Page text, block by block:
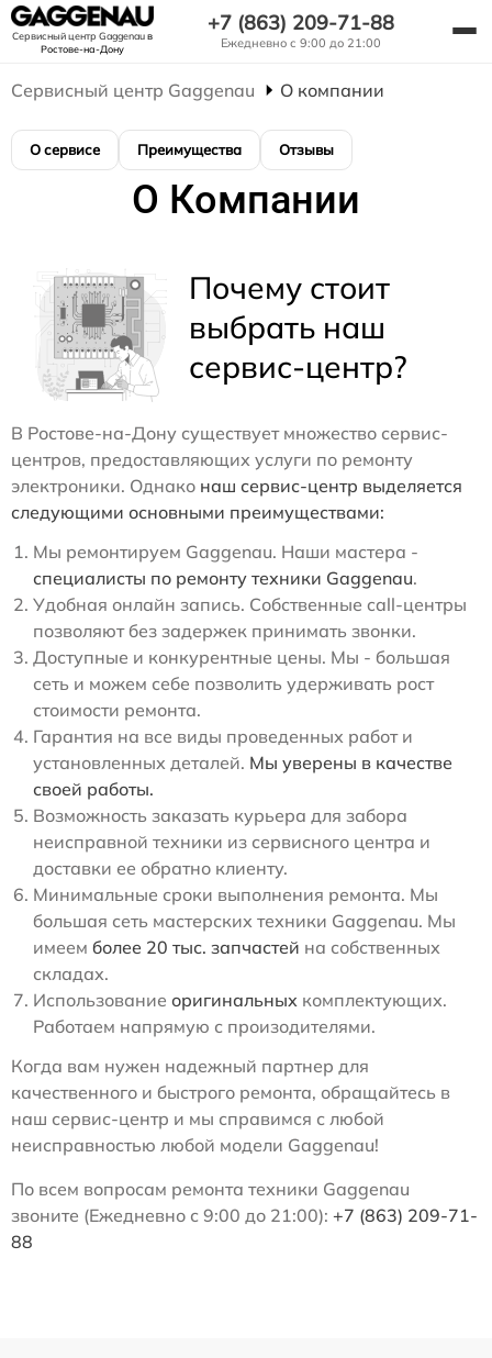
Сервисный центр Gaggenauв
Ростове-на-Дону
+7 (863) 209-71-88
Ежедневно с 9:00 до 21:00
Сервисный центр Gaggenau О компании
О сервисе Преимущества Отзывы
О Компании
Почему стоит
выбрать наш
сервис-центр?
В Ростове-на-Дону существует множество сервис-
центров, предоставляющих услуги по ремонту
электроники. Однако наш сервис-центр выделяется
следующими основными преимуществами:
Мы ремонтируем Gaggenau. Наши мастера -
специалисты по ремонту техники Gaggenau.
Удобная онлайн запись. Собственные call-центры
позволяют без задержек принимать звонки.
Доступные и конкурентные цены. Мы - большая
сеть и можем себе позволить удерживать рост
стоимости ремонта.
Гарантия на все виды проведенных работ и
установленных деталей. Мы уверены в качестве
своей работы.
Возможность заказать курьера для забора
неисправной техники из сервисного центра и
доставки ее обратно клиенту.
Минимальные сроки выполнения ремонта. Мы
большая сеть мастерских техники Gaggenau. Мы
имеем более 20 тыс. запчастей на собственных
складах.
Использование оригинальных комплектующих.
Работаем напрямую с произодителями.
Когда вам нужен надежный партнер для
качественного и быстрого ремонта, обращайтесь в
наш сервис-центр и мы справимся с любой
неисправностью любой модели Gaggenau!
По всем вопросам ремонта техники Gaggenau
звоните (Ежедневно с 9:00 до 21:00): +7 (863) 209-71-
88